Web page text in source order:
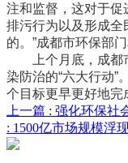
注和监督，这对于促
排污行为以及形成全
的。”成都市环保部
上个月底，成都
染防治的“六大行动”
个目标更早更好地完
上一篇 : 强化环保社
: 1500亿市场规模浮